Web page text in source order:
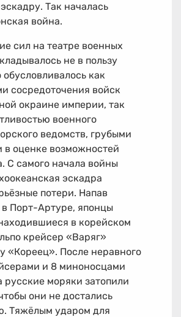
Так началась
война.
сил на театре военных
не в пользу
обусловливалось как
сосредоточения войск
окраине империи, так
военного
ведомств, грубыми
в оценке возможностей
С самого начала войны
эскадра
потери. Напав
в Порт-Артуре, японцы
в корейском
крейсер «Варяг»
«Кореец». После неравного
и 8 миноносцами
русские моряки затопили
они не достались
Тяжёлым ударом для